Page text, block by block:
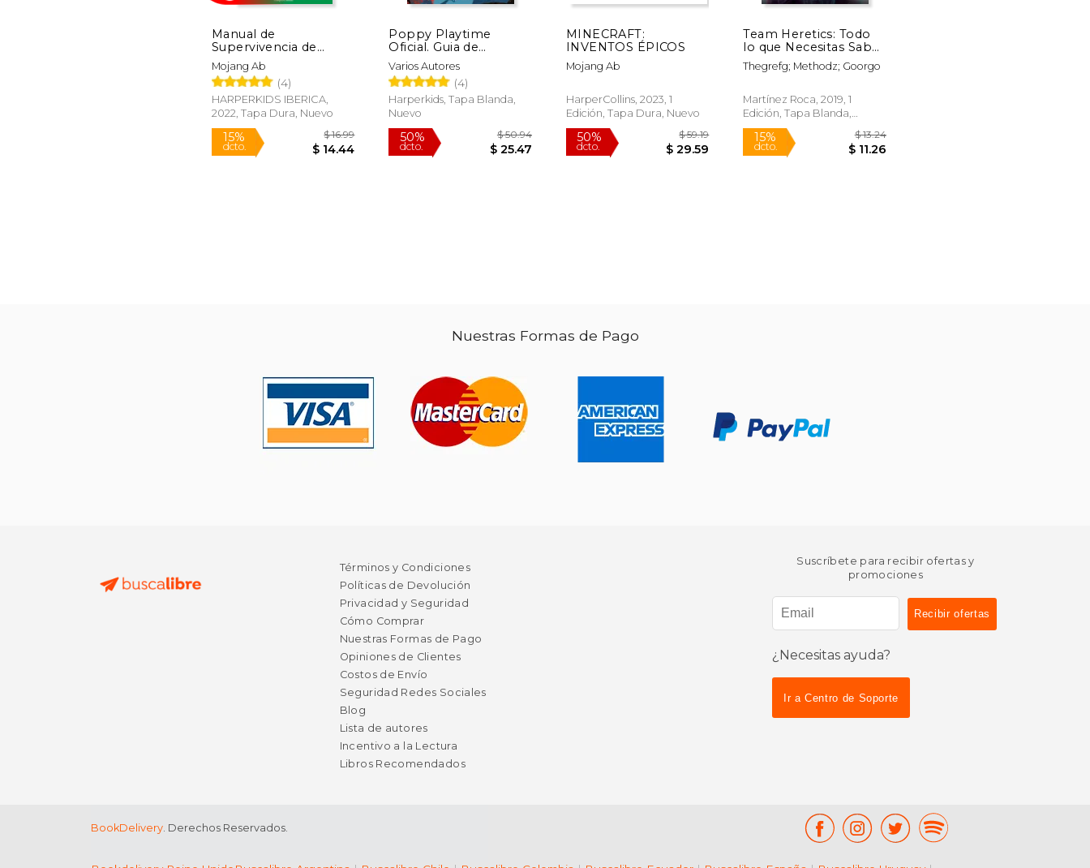
Manual de
Supervivencia de
Minecraft
Mojang Ab
(4)
HARPERKIDS IBERICA,
2022, Tapa Dura, Nuevo
Rápido
Poppy Playtime
Oficial. Guia de
Orientacion
Varios Autores
(4)
Harperkids, Tapa Blanda,
Nuevo
MINECRAFT:
INVENTOS ÉPICOS
Mojang Ab
HarperCollins, 2023, 1
Edición, Tapa Dura, Nuevo
Team Heretics: Todo
lo que Necesitas Saber
Sobre Esports
Thegrefg; Methodz; Goorgo
Martínez Roca, 2019, 1
Edición, Tapa Blanda,
Nuevo
Nuestras Formas de Pago
Términos y Condiciones
Políticas de Devolución
Privacidad y Seguridad
Cómo Comprar
Nuestras Formas de Pago
Opiniones de Clientes
Costos de Envío
Seguridad Redes Sociales
Blog
Lista de autores
Incentivo a la Lectura
Libros Recomendados
Suscríbete para recibir ofertas y
promociones
¿Necesitas ayuda?
Ir a Centro de Soporte
BookDelivery . Derechos Reservados.